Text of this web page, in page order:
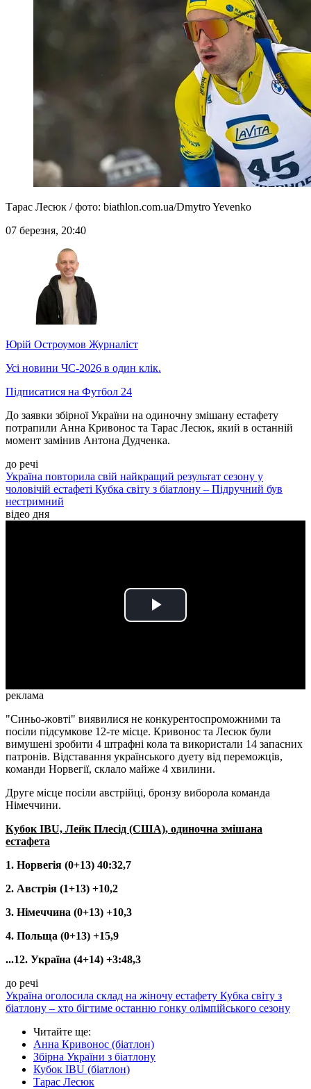
Тарас Лесюк / фото: biathlon.com.ua/Dmytro Yevenko
07 березня, 20:40
Юрій Остроумов Журналіст
Усі новини ЧС-2026 в один клік.
Підписатися на Футбол 24
До заявки збірної України на одиночну змішану естафету
потрапили Анна Кривонос та Тарас Лесюк, який в останній
момент замінив Антона Дудченка.
до речі
Україна повторила свій найкращий результат сезону у
чоловічій естафеті Кубка світу з біатлону – Підручний був
нестримний
відео дня
Play
реклама
"Синьо-жовті" виявилися не конкурентоспроможними та
посіли підсумкове 12-те місце. Кривонос та Лесюк були
вимушені зробити 4 штрафні кола та використали 14 запасних
патронів. Відставання українського дуету від переможців,
команди Норвегії, склало майже 4 хвилини.
Друге місце посіли австрійці, бронзу виборола команда
Німеччини.
Кубок IBU, Лейк Плесід (США), одиночна змішана
естафета
1. Норвегія (0+13) 40:32,7
2. Австрія (1+13) +10,2
3. Німеччина (0+13) +10,3
4. Польща (0+13) +15,9
...12. Україна (4+14) +3:48,3
до речі
Україна оголосила склад на жіночу естафету Кубка світу з
біатлону – хто бігтиме останню гонку олімпійського сезону
Читайте ще:
Анна Кривонос (біатлон)
Збірна України з біатлону
Кубок IBU (біатлон)
Тарас Лесюк